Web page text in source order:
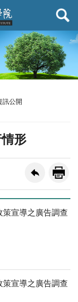
訊公開
形
宣導之廣告調查
宣導之廣告調查